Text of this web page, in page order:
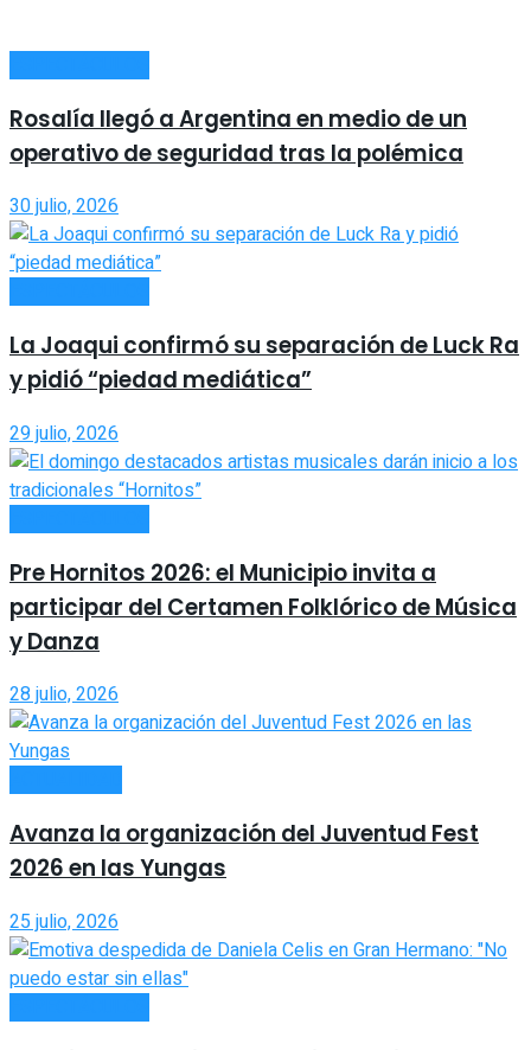
Rosalía llegó a Argentina en medio de un
operativo de seguridad tras la polémica
30 julio, 2026
La Joaqui confirmó su separación de Luck Ra
y pidió “piedad mediática”
29 julio, 2026
Pre Hornitos 2026: el Municipio invita a
participar del Certamen Folklórico de Música
y Danza
28 julio, 2026
Avanza la organización del Juventud Fest
2026 en las Yungas
25 julio, 2026